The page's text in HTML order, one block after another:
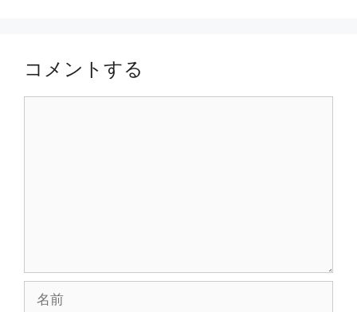
シ
ョ
コメントする